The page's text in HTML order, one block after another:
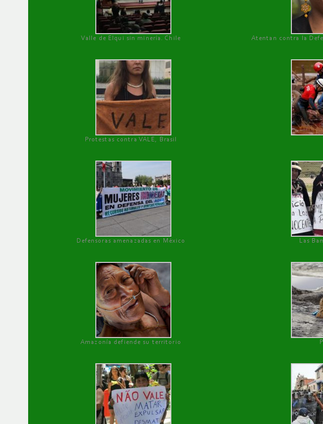
Valle de Elqui sin minería. Chile Atentan contra la
Protestas contra VALE, Brasil
Defensoras amenazadas en México Las
Amazonía defiende su territorio